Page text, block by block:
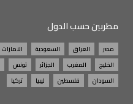
مطربين حسب الدول
مصر العراق السعودية الامارات
الخليج
المغرب الجزائر تونس
السودان
فلسطين ليبيا تركيا